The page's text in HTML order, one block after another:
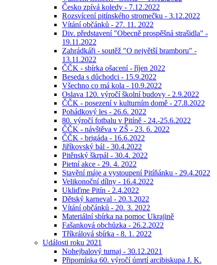
Česko zpívá koledy - 7.12.2022
Rozsvícení pitínského stromečku - 3.12.2022
Vítání občánků - 27. 11. 2022
Div. představení "Obecně prospěšná strašidla" -
19.11.2022
Zahrádkáři - soutěž "O největší bramboru" -
13.11.2022
ČČK - sbírka ošacení - říjen 2022
Beseda s důchodci - 15.9.2022
Všechno co má kola - 10.9.2022
Oslava 120. výročí školní budovy - 2.9.2022
ČČK - posezení v kulturním domě - 27.8.2022
Pohádkový les - 26.6. 2022
80. výročí fotbalu v Pitíně - 24.-25.6.2022
ČČK - návštěva v ZŠ - 23. 6. 2022
ČČK - brigáda - 16.6.2022
Jiříkovský bál - 30.4.2022
Pitěnský škrpál - 30.4. 2022
Pietní akce - 29. 4. 2022
Stavění máje a vystoupení Pitíňánku - 29.4.2022
Velikonoční dílny - 16.4.2022
Ukliďme Pitín - 2.4.2022
Dětský karneval - 20.3.2022
Vítání občánků - 20. 3. 2022
Materiální sbírka na pomoc Ukrajině
Fašanková obchůzka - 26.2.2022
Tříkrálová sbírka - 8. 1. 2022
Události roku 2021
Nohejbalový turnaj - 30.12.2021
Připomínka 60. výročí úmrtí arcibiskupa J. K.